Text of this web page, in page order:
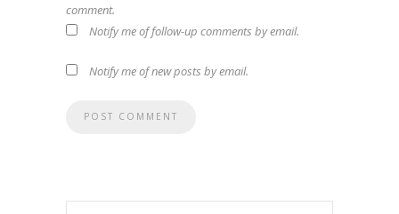
comment.
Notify me of follow-up comments by email.
Notify me of new posts by email.